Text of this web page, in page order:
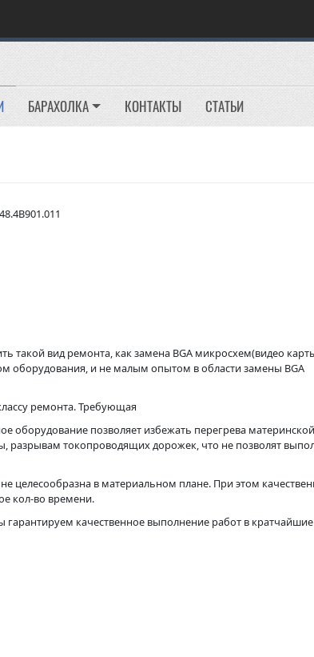
БАРАХОЛКА КОНТАКТЫ СТАТЬИ
такой вид ремонта, как замена BGA микросхем(видео
и не малым опытом в области замены BGA
ремонта. Требующая
оборудование позволяет избежать перегрева
разрывам токопроводящих дорожек, что не позволят
целесообразна в материальном плане. При этом
кол-во времени.
качественное выполнение работ в